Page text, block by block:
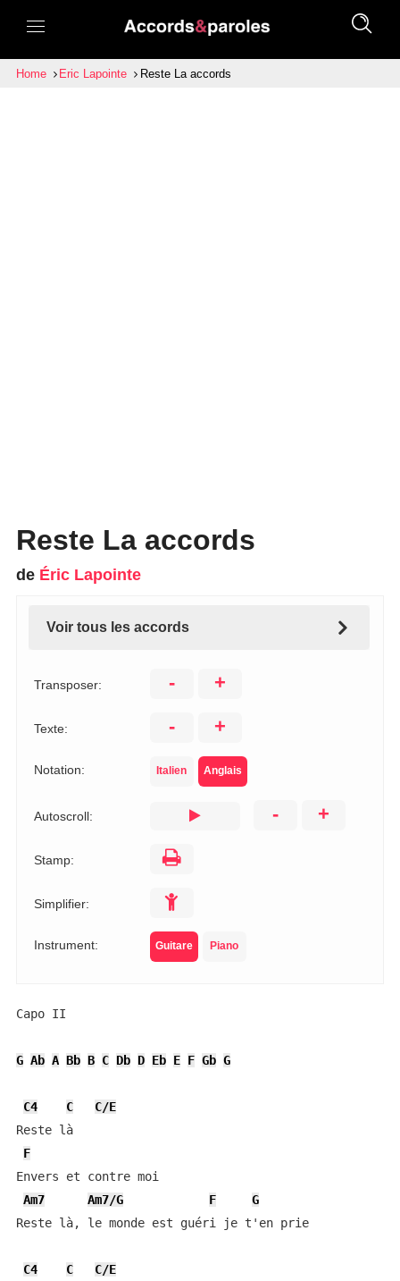
Home Eric Lapointe Reste La accords
Reste La accords
de Éric Lapointe
Voir tous les accords
Transposer: - +
Texte: - +
Notation: Italien Anglais
Autoscroll: - +
Stamp:
Simplifier:
Instrument: Guitare Piano
Capo II
G Ab A Bb B C Db D Eb E F Gb G
C4 C
C/E
Reste là
F
Envers et contre moi
Am7
Am7/G F
G
Reste là, le monde est guéri je t'en prie
C4 C
C/E